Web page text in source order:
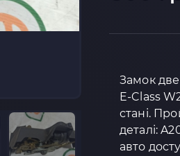
Замок
E-Class
стані.
деталі:
авто